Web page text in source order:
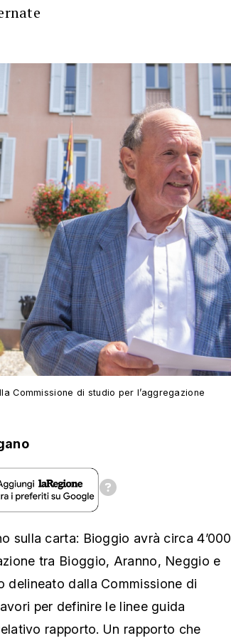
Commissione di studio per l’aggregazione
sulla carta: Bioggio avrà circa 4’000
tra Bioggio, Aranno, Neggio e
delineato dalla Commissione di
per definire le linee guida
rapporto. Un rapporto che